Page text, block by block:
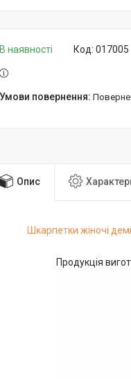
В наявності Код: 017005
Опис
Шкарпетки жіночі
Продукція